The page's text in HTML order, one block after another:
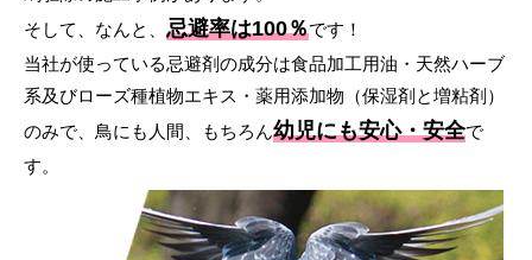
そして、なんと、 忌避率は100％です！
当社が使っている忌避剤の成分は食品加工用油・天然ハーブ
系及びローズ種植物エキス・薬用添加物（保湿剤と増粘剤）
のみで、鳥にも人間、もちろん幼児にも安心・安全で
す。